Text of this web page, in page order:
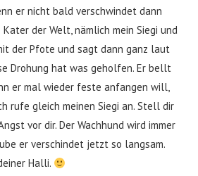
er nicht bald verschwindet dann
der Welt, nämlich mein Siegi und
der Pfote und sagt dann ganz laut
Drohung hat was geholfen. Er bellt
er mal wieder feste anfangen will,
rufe gleich meinen Siegi an. Stell dir
vor dir. Der Wachhund wird immer
er verschindet jetzt so langsam.
Halli.